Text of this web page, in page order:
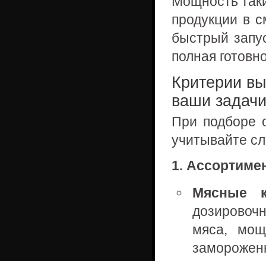
продукции в
быстрый
полная
Критерии
ваши задачи
При подборе
учитывайте
1.
Мясные
мяса,